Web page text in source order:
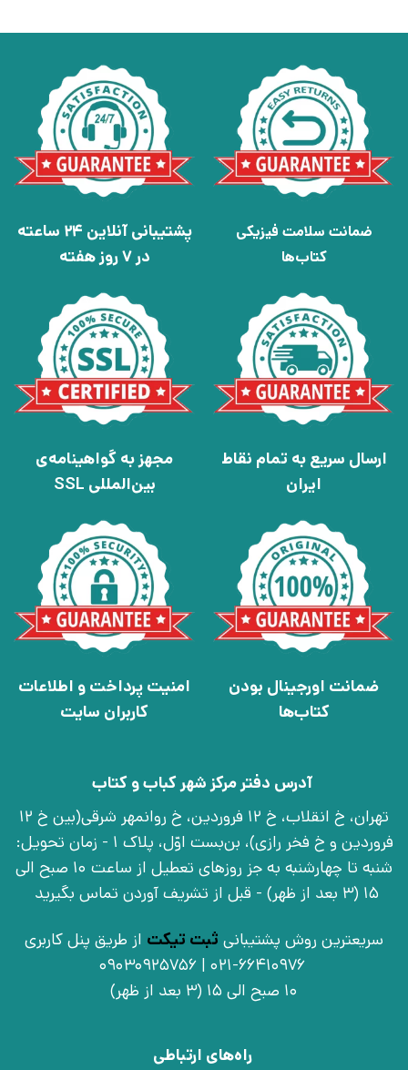
ضمانت سلامت فیزیکی
کتاب‌ها
پشتیبانی آنلاین 24 ساعته
در 7 روز هفته
ارسال سریع به تمام نقاط
ایران
مجهز به گواهینامه‌ی
بین‌المللی SSL
ضمانت اورجینال بودن
کتاب‌ها
امنیت پرداخت و اطلاعات
کاربران سایت
آدرس دفتر مرکز شهر کباب و کتاب
تهران، خ انقلاب، خ 12 فروردین، خ روانمهر شرقی(بین خ 12
فروردین و خ فخر رازی)، بن‌بست اوّل، پلاک 1 - زمان تحویل:
شنبه تا چهارشنبه به جز روزهای تعطیل از ساعت 10 صبح الی
15 (3 بعد از ظهر) - قبل از تشریف آوردن تماس بگیرید
سریعترین روش پشتیبانی ثبت تیکت از طریق پنل کاربری
021-66410976 | 09030925756
10 صبح الی 15 (3 بعد از ظهر)
راه‌های ارتباطی